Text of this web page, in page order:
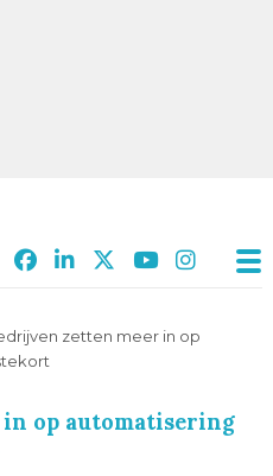
zetten meer in op
op automatisering